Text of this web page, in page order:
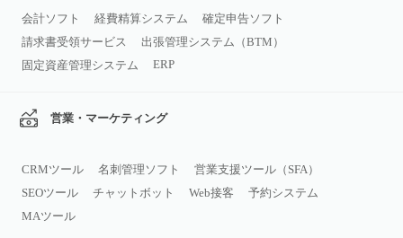
会計ソフト 経費精算システム
確定申告ソフト
請求書受領サービス
出張管理システム（BTM）
固定資産管理システム
ERP
営業・マーケティング
CRMツール 名刺管理ソフト
営業支援ツール（SFA）
SEOツール
チャットボット Web接客
予約システム
MAツール